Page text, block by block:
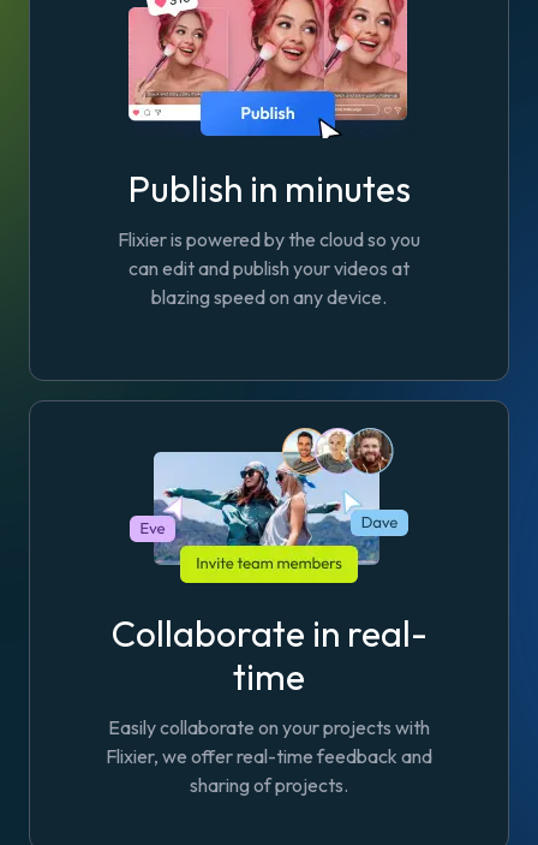
Publish in minutes
Flixier is powered by the cloud so you
can edit and publish your videos at
blazing speed on any device.
Collaborate in real-
time
Easily collaborate on your projects with
Flixier, we offer real-time feedback and
sharing of projects.